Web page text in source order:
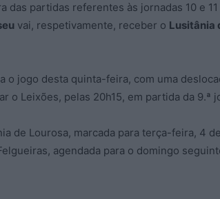
das partidas referentes às jornadas 10 e 11
vai, respetivamente, receber o Lusitânia
o jogo desta quinta-feira, com uma
o Leixões, pelas 20h15, em partida da 9.ª
de Lourosa, marcada para terça-feira, 4
agendada para o domingo